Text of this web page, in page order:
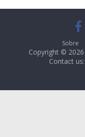
Sobre
Copyright © 2026
Contact us: